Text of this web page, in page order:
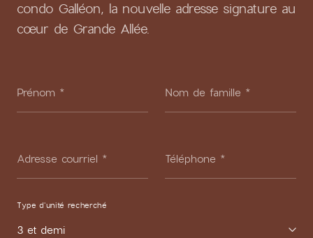
condo Galléon, la nouvelle adresse signature au
cœur de Grande Allée.
Prénom * Nom de famille *
Adresse courriel * Téléphone *
Type d'unité recherché
3 et demi